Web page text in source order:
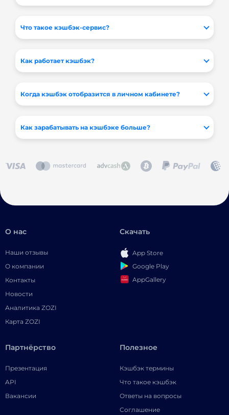
Что такое кэшбэк-сервис?
Как работает кэшбэк?
Когда кэшбэк отобразится в личном кабинете?
Как зарабатывать на кэшбэке больше?
О нас
Наши отзывы
О компании
Контакты
Новости
Аналитика ZOZI
Карта ZOZI
Скачать
App Store
Google Play
AppGallery
Партнёрство
Презентация
API
Вакансии
Полезное
Кэшбэк термины
Что такое кэшбэк
Ответы на вопросы
Соглашение